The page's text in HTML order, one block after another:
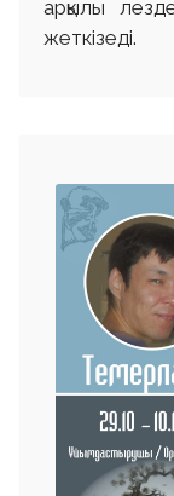
арқылы
жеткізеді.